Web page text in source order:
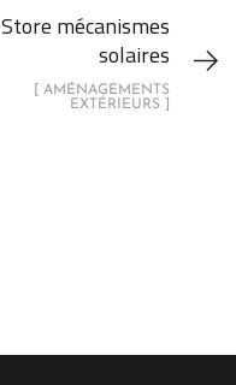
Store mécanismes
solaires
[ AMÉNAGEMENTS
EXTÉRIEURS ]